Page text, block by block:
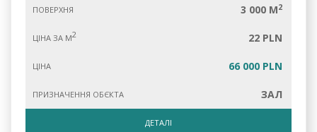
ПОВЕРХНЯ 3 000 M2
ЦІНА ЗА М2 22 PLN
ЦІНА 66 000 PLN
ПРИЗНАЧЕННЯ ОБЄКТА ЗАЛ
ДЕТАЛІ